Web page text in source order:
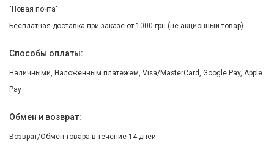
"Новая почта"
Бесплатная доставка при заказе от 1000 грн (не акционный товар)
Способы оплаты:
Наличными, Наложенным платежем, Visa/MasterCard, Google Pay, Apple
Pay
Обмен и возврат:
Возврат/Обмен товара в течение 14 дней